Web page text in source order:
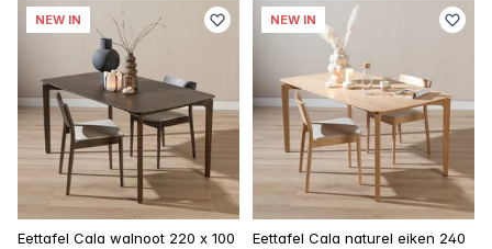
NEW IN
Eettafel Cala walnoot 220 x 100
NEW IN
Eettafel Cala naturel eiken 240